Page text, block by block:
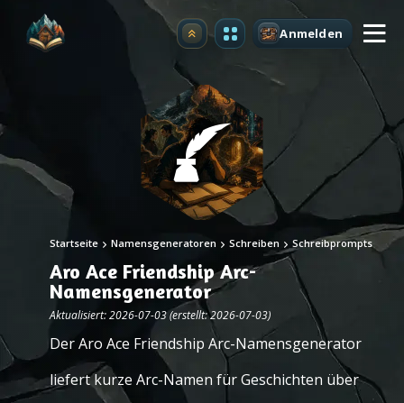
Upgrade Anmelden
Startseite Namensgeneratoren Schreiben Schreibprompts
Aro Ace Friendship Arc-
Namensgenerator
Aktualisiert: 2026-07-03 (erstellt: 2026-07-03)
Der Aro Ace Friendship Arc-Namensgenerator
liefert kurze Arc-Namen für Geschichten über